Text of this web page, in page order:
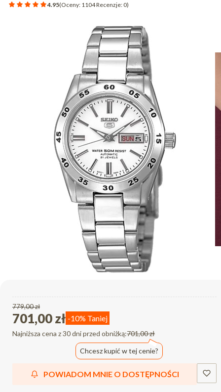
4.95(Oceny: 1104 Recenzje: 0)
779,00 zł
701,00 zł -10% Taniej
Najniższa cena z 30 dni przed obniżką:701,00 zł
Chcesz kupić w tej cenie?
POWIADOM MNIE O DOSTĘPNOŚCI